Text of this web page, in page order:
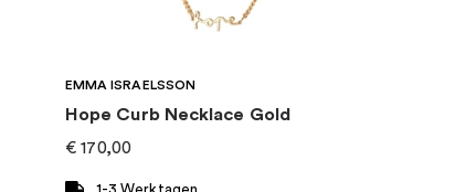
EMMA ISRAELSSON
Hope Curb Necklace Gold
€ 170,00